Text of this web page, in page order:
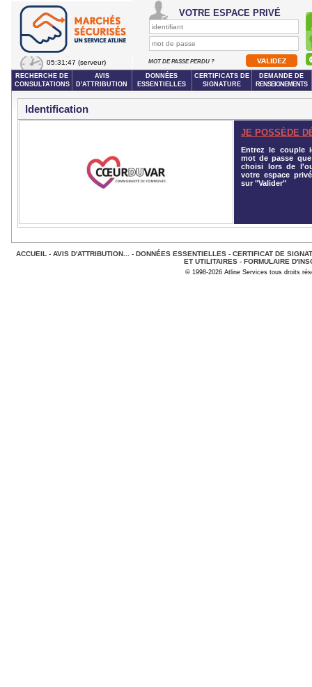
05:31:47 (serveur)
VOTRE ESPACE PRIVÉ
MOT DE PASSE PERDU ?
RECHERCHE DE
CONSULTATIONS
AVIS
D'ATTRIBUTION
DONNÉES
ESSENTIELLES
CERTIFICATS DE
SIGNATURE
DEMANDE DE
RENSEIGNEMENTS
Identification
JE POSSÈDE
Entrez le couple
mot de passe
choisi lors de
votre espace
sur "Valider"
ACCUEIL - AVIS D'ATTRIBUTION... - DONNÉES ESSENTIELLES- CERTIFICAT DE
ET UTILITAIRES - FORMULAIRE
© 1998-2026 Atline Services tous droits